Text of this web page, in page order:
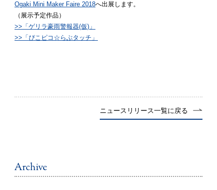
Ogaki Mini Maker Faire 2018へ出展します。
（展示予定作品）
>>「ゲリラ豪雨警報器(仮)」
>>「ぴこピコ☆らぶタッチ」
ニュースリリース一覧に戻る
Archive